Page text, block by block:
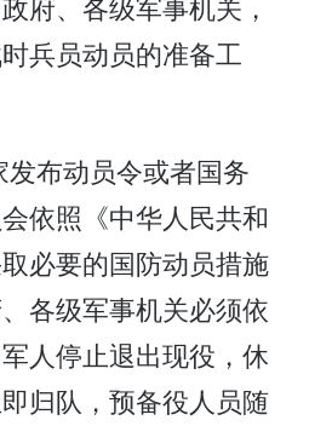
兵员动员的准备工
布动员令或者国务
依照《中华人民共和
必要的国防动员措施
各级军事机关必须依
人停止退出现役，休
归队，预备役人员随